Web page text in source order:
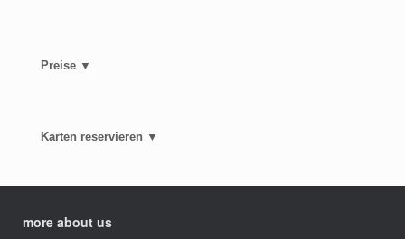
Preise ▼
Karten reservieren ▼
more about us